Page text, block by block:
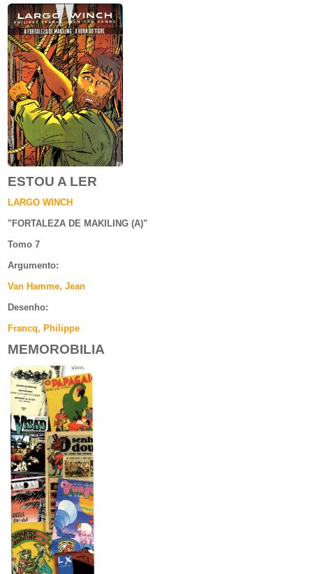
ESTOU A LER
LARGO WINCH
"FORTALEZA DE MAKILING (A)"
Tomo 7
Argumento:
Van Hamme, Jean
Desenho:
Francq, Philippe
MEMOROBILIA